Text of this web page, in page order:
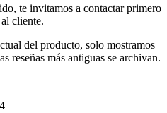
te invitamos a contactar primero
cliente.
del producto, solo mostramos
reseñas más antiguas se archivan.